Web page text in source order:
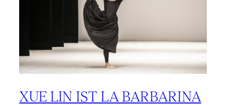
XUE LIN IST LA BARBARINA